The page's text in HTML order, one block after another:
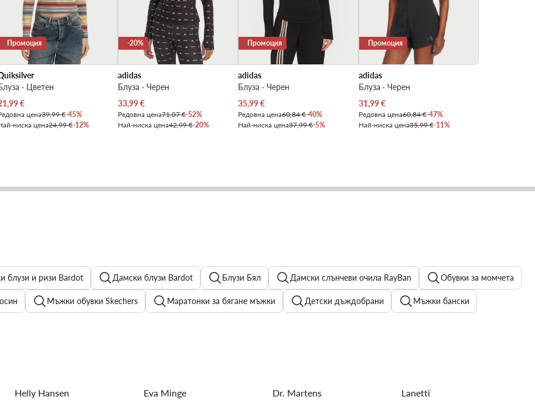
Промоция
· Цветен
цена
€
цена39,99 €-45%
ниска цена24,99 €-12%
-20%
adidas
Блуза · Черен
Актуална цена
33,99€
Редовна цена71,07 €-52%
Най-ниска цена42,99 €-20%
Промоция
adidas
Блуза · Черен
Актуална цена
35,99€
Редовна цена60,84 €-40%
Най-ниска цена37,99 €-5%
Промоция
adidas
Блуза · Черен
Актуална цена
31,99€
Редовна цена60,84 €-47%
Най-ниска цена35,99 €-11%
блузи и ризи Bardot Дамски блузи Bardot Блузи Бял Дамски слънчеви очила RayBan Обувки за момчета
Мъжки обувки Skechers Маратонки за бягане мъжки Детски дъждобрани Мъжки бански
Helly Hansen Eva Minge Dr. Martens
Lanetti